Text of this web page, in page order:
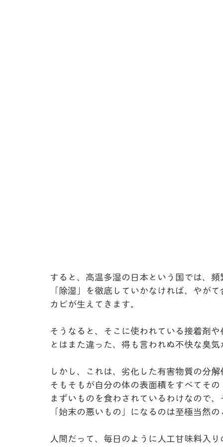
すると、高温多湿の日本という国では、
「除湿」を徹底していかなければ、やが
カビが生えてきます。
そうなると、そこに使われている接着剤
とはまた違った、得も言われぬ不快な臭
しかし、これは、劣化した有害物質の分
そもそもが自分の体の表面積をすべてそ
まずいものを食わされているわけなので
「始末の悪いもの」になるのは至極当然
人間だって、毎日のように人工甘味料入